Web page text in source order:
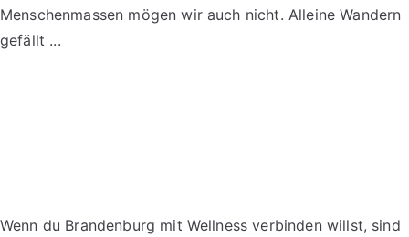
Menschenmassen mögen wir auch nicht. Alleine Wandern
gefällt ...
Wenn du Brandenburg mit Wellness verbinden willst, sind